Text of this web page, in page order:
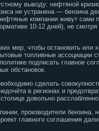
выводу: нефтяной
не устранена — бензина
компании живут
10-12 дней), не
мер, чтобы остановить
топливные ассоциации
подписать главное
обстановок.
сделать
в регионах и
довольно
производители бензина,
главного соглашения